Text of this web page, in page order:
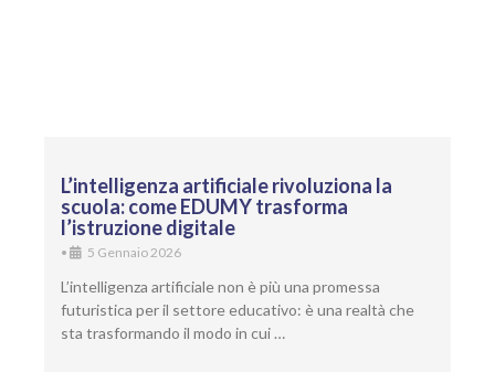
L’intelligenza artificiale rivoluziona la
scuola: come EDUMY trasforma
l’istruzione digitale
• 5 Gennaio 2026
L’intelligenza artificiale non è più una promessa
futuristica per il settore educativo: è una realtà che
sta trasformando il modo in cui …